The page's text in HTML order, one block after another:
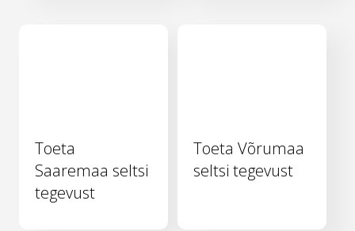
Toeta
Saaremaa seltsi
tegevust
Toeta Võrumaa
seltsi tegevust